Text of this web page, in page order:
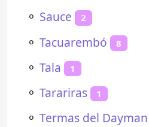
⚬ Sauce 2
⚬ Tacuarembó 8
⚬ Tala 1
⚬ Tarariras 1
⚬ Termas del Dayman